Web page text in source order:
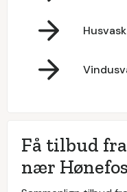
Få tilbud
nær